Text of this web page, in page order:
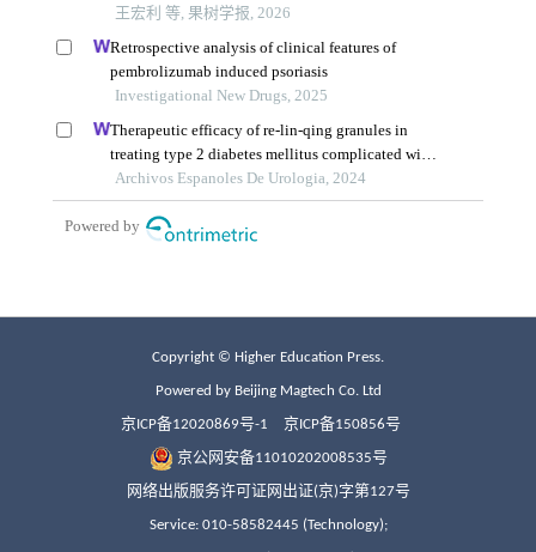
Copyright © Higher Education Press.
Powered by Beijing Magtech Co. Ltd
京ICP备12020869号-1 京ICP备150856号
京公网安备11010202008535号
网络出版服务许可证网出证(京)字第127号
Service: 010-58582445 (Technology);